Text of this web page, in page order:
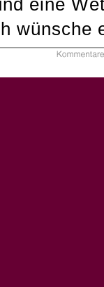
eine
wünsche